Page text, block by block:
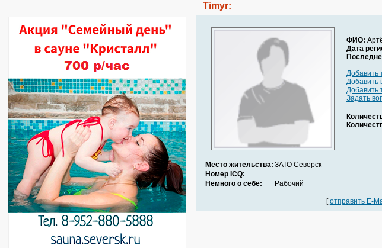
Timyr:
ФИО:
Дата
Добавить
Добавить
Добавить
Задать
Место жительства: ЗАТО Северск
Номер ICQ:
Немного о себе:
Рабочий
[отправить E-